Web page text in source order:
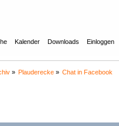
Kalender Downloads Einloggen
» Plauderecke» Chat in Facebook